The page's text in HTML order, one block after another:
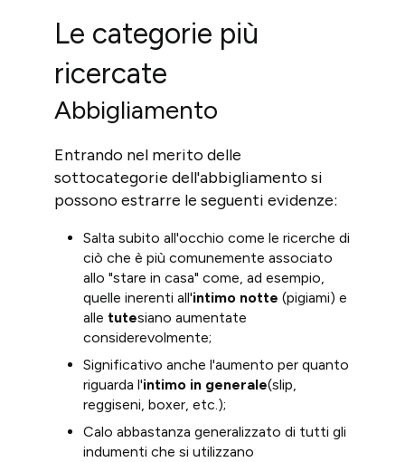
Le categorie più
ricercate
Abbigliamento
Entrando nel merito delle
sottocategorie dell'abbigliamento si
possono estrarre le seguenti evidenze:
Salta subito all'occhio come le ricerche di
ciò che è più comunemente associato
allo "stare in casa" come, ad esempio,
quelle inerenti all'intimo notte (pigiami) e
alle tutesiano aumentate
considerevolmente;
Significativo anche l'aumento per quanto
riguarda l'intimo in generale(slip,
reggiseni, boxer, etc.);
Calo abbastanza generalizzato di tutti gli
indumenti che si utilizzano